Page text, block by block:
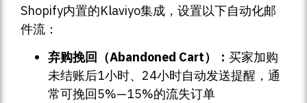
Shopify内置的Klaviyo集成，设置以下自动化邮
件流：
弃购挽回（Abandoned Cart）： 买家加购
未结账后1小时、24小时自动发送提醒，通
常可挽回5%—15%的流失订单